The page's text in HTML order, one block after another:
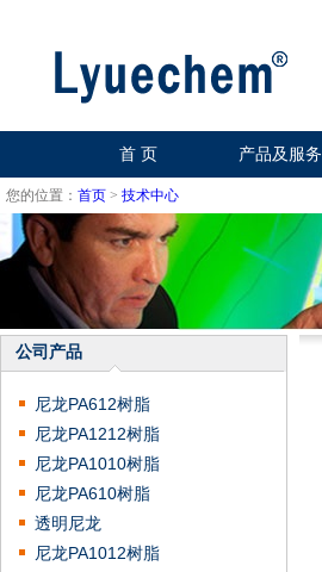
首 页 产品及服务
您的位置： 首页 > 技术中心
公司产品
尼龙PA612树脂
尼龙PA1212树脂
尼龙PA1010树脂
尼龙PA610树脂
透明尼龙
尼龙PA1012树脂